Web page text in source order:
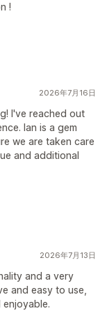
!
2026年7月16日
I've reached out
Ian is a gem
we are taken care
and additional
2026年7月13日
and a very
and easy to use,